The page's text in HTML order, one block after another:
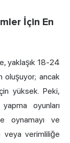
İçin En
yaklaşık 18-24
oluşuyor; ancak
yüksek. Peki,
oyunları
oynamayı ve
veya verimliliğe